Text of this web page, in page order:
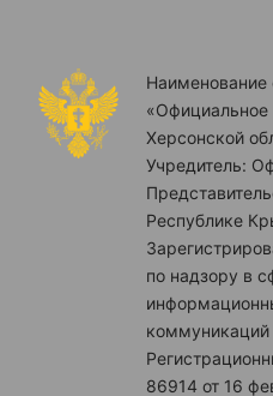
Наименование
«Официальное
Херсонской
Учредитель:
Республике
по надзору в
86914 от 16